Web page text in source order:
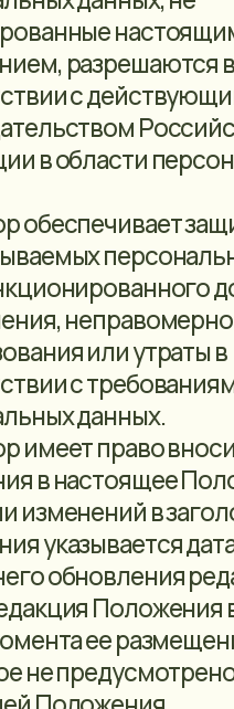
ИСПОЛЬЗУЕМЫЕ В
ПОЛОЖЕНИИ
данные - любая
относящаяся к прямо или
или
физическому лицу
данных).
данных
государственный орган,
орган, юридическое
лицо, самостоятельно
с другими лицами
и (или) осуществляющие
данных, а также
цели обработки
данных, состав
данных, подлежащих
(операции),
с персональными
данных -
(операция) или
действий (операций) с
данными, совершаемых
средств
или без их
Обработка
данных включает в себя в